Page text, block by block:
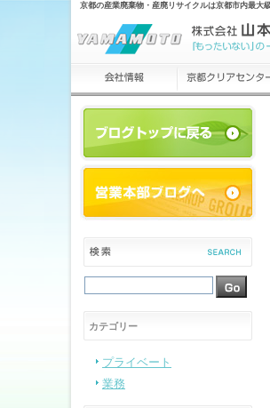
京都の産業廃棄物・産廃リサイクルは京都市内最
カテゴリー
プライベート
業務